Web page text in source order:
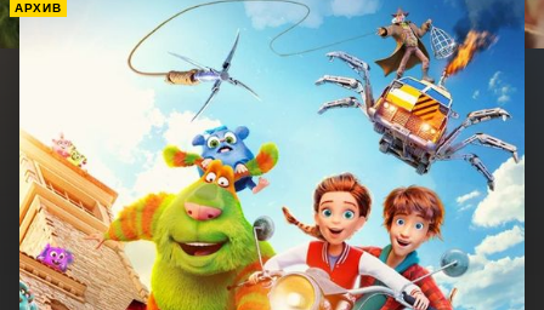
АРХИВ